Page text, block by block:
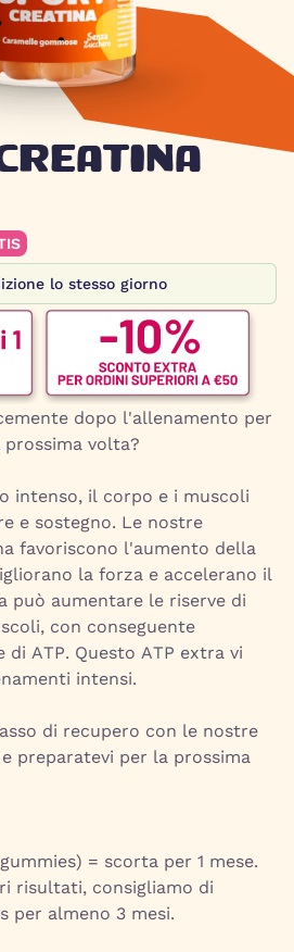
lo stesso giorno
dopo l'allenamento per
volta?
intenso, il corpo e i muscoli
e sostegno. Le nostre
favoriscono l'aumento della
la forza e accelerano il
può aumentare le riserve di
con conseguente
di ATP. Questo ATP extra vi
intensi.
di recupero con le nostre
preparatevi per la prossima
= scorta per 1 mese.
risultati, consigliamo di
per almeno 3 mesi.